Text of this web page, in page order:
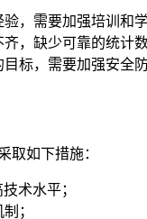
，需要加强培训和学
，缺少可靠的统计数
标，需要加强安全防
取如下措施：
术水平；
；